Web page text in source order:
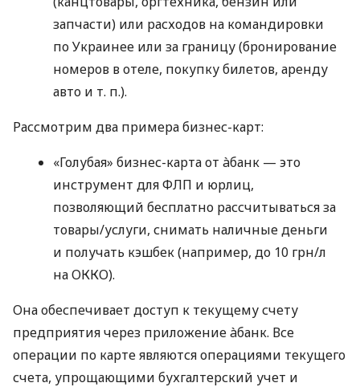
запчасти) или расходов на командировки
по Украинее или за границу (бронирование
номеров в отеле, покупку билетов, аренду
авто и т. п.).
Рассмотрим два примера бизнес-карт:
«Голубая» бизнес-карта от àбанк — это
инструмент для ФЛП и юрлиц,
позволяющий бесплатно рассчитываться за
товары/услуги, снимать наличные деньги
и получать кэшбек (например, до 10 грн/л
на ОККО).
Она обеспечивает доступ к текущему счету
предприятия через приложение àбанк. Все
операции по карте являются операциями текущего
счета, упрощающими бухгалтерский учет и